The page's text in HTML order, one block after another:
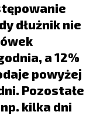
dłużnik nie
a 12%
powyżej
Pozostałe
kilka dni